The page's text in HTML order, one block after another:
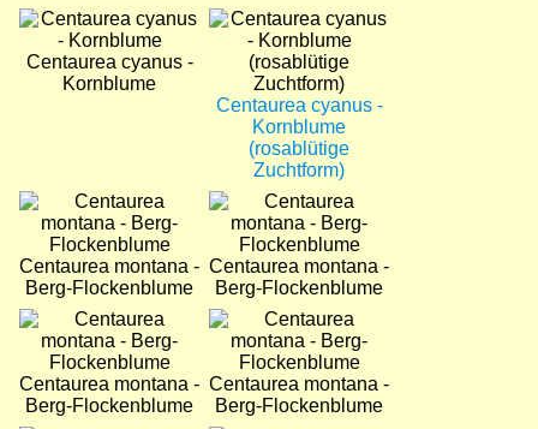
Bild
Centaurea cyanus -
Kornblume
Bild
Centaurea cyanus -
Kornblume
(rosablütige
Zuchtform)
Bild
Centaurea montana -
Berg-Flockenblume
Bild
Centaurea montana -
Berg-Flockenblume
Bild
Centaurea montana -
Berg-Flockenblume
Bild
Centaurea montana -
Berg-Flockenblume